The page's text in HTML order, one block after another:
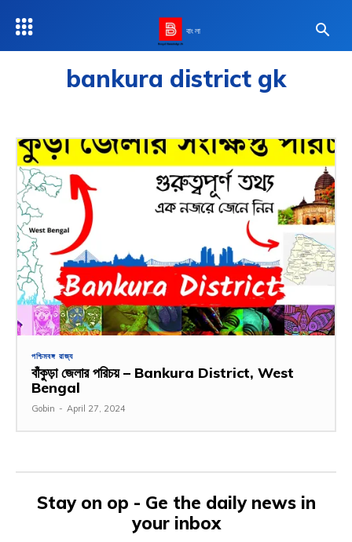
বাংলা
bankura district gk
পশ্চিমবঙ্গ রাজ্য
বাঁকুড়া জেলার পরিচয় – Bankura District, West
Bengal
Gobin - April 27, 2024
Stay on op - Ge the daily news in
your inbox